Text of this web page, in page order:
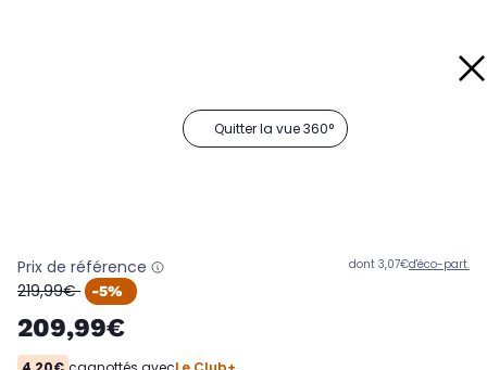
Quitter la vue 360°
Prix de référence
oldPrice
219,99€ -5%
209,99€
dont 3,07€d'éco-part.